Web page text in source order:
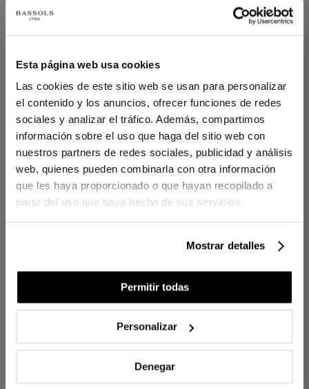
Esta página web usa cookies
Las cookies de este sitio web se usan para personalizar
el contenido y los anuncios, ofrecer funciones de redes
sociales y analizar el tráfico. Además, compartimos
información sobre el uso que haga del sitio web con
nuestros partners de redes sociales, publicidad y análisis
web, quienes pueden combinarla con otra información
que les haya proporcionado o que hayan recopilado a
partir del uso que haya hecho de sus servicios.
Mostrar detalles
Permitir todas
Personalizar
Denegar
El alfombrín Isabelle
prolonga la experiencia del baño con una sensación de suavidad
100 % algodón egipcio
Gramaje: 800 g/m²
Cenefa en espiga tono sobre tono
Base densa y estable con tacto suave
CONTENIDO
Ref. 8422636958678-agrupado
DIFERENCIAS ENTRE TEJIDOS
¿CUÁNTOS HILOS ELEGIR?